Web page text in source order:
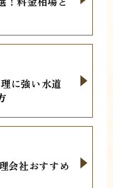
に強い水道
会社おすすめ